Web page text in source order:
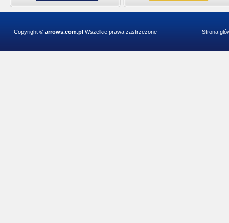
Copyright © arrows.com.pl Wszelkie prawa zastrzeżone Strona